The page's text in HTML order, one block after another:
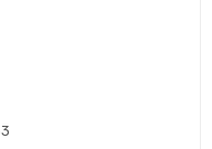
como metodo